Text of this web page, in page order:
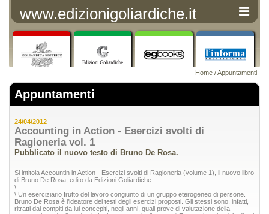
www.edizionigoliardiche.it
Home /Appuntamenti
Appuntamenti
24/04/2012
Accounting in Action - Esercizi svolti di
Ragioneria vol. 1
Pubblicato il nuovo testo di Bruno De Rosa.
Si intitola Accountin in Action - Esercizi svolti di Ragioneria (volume 1), il nuovo libro
di Bruno De Rosa, edito da Edizioni Goliardiche.
\
\ Un eserciziario frutto del lavoro congiunto di un gruppo eterogeneo di persone.
Bruno De Rosa è l’ideatore dei testi degli esercizi proposti. Gli stessi sono, infatti,
ritratti dai compiti da lui concepiti, negli anni, quali prove di valutazione della